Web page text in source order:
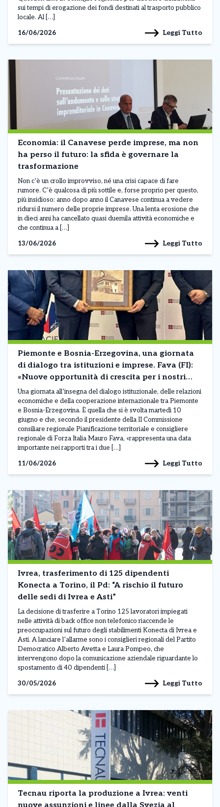
sui tempi di erogazione dei fondi destinati al trasporto pubblico
locale. Al […]
16/06/2026
Leggi Tutto
Economia: il Canavese perde imprese, ma non
ha perso il futuro: la sfida è governare la
trasformazione
Non c’è un crollo improvviso, né una crisi capace di fare
rumore. C’è qualcosa di più sottile e, forse proprio per questo,
più insidioso: anno dopo anno il Canavese continua a vedere
ridursi il numero delle proprie imprese. Una lenta erosione che
in dieci anni ha cancellato quasi duemila attività economiche e
che continua a […]
13/06/2026
Leggi Tutto
Piemonte e Bosnia-Erzegovina, una giornata
di dialogo tra istituzioni e imprese. Fava (FI):
«Nuove opportunità di crescita per i nostri
territori»
Una giornata all’insegna del dialogo istituzionale, delle relazioni
economiche e della cooperazione internazionale tra Piemonte
e Bosnia-Erzegovina. È quella che si è svolta martedì 10
giugno e che, secondo il presidente della II Commissione
consiliare regionale Pianificazione territoriale e consigliere
regionale di Forza Italia Mauro Fava, «rappresenta una data
importante nei rapporti tra i due […]
11/06/2026
Leggi Tutto
Ivrea, trasferimento di 125 dipendenti
Konecta a Torino, il Pd: “A rischio il futuro
delle sedi di Ivrea e Asti”
La decisione di trasferire a Torino 125 lavoratori impiegati
nelle attività di back office non telefonico riaccende le
preoccupazioni sul futuro degli stabilimenti Konecta di Ivrea e
Asti. A lanciare l’allarme sono i consiglieri regionali del Partito
Democratico Alberto Avetta e Laura Pompeo, che
intervengono dopo la comunicazione aziendale riguardante lo
spostamento di 40 dipendenti […]
30/05/2026
Leggi Tutto
Tecnau riporta la produzione a Ivrea: venti